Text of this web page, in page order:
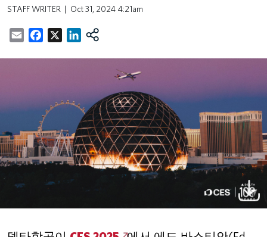
STAFF WRITER Oct 31, 2024 4:21am
EmailFacebookLinkedIn